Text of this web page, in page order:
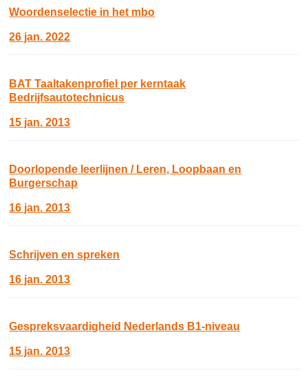
Woordenselectie in het mbo
26 jan. 2022
BAT Taaltakenprofiel per kerntaak
Bedrijfsautotechnicus
15 jan. 2013
Doorlopende leerlijnen / Leren, Loopbaan en
Burgerschap
16 jan. 2013
Schrijven en spreken
16 jan. 2013
Gespreksvaardigheid Nederlands B1-niveau
15 jan. 2013